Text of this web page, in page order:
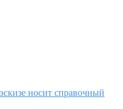
носит справочный